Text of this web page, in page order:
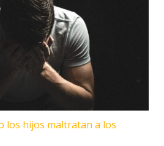
los hijos maltratan a los